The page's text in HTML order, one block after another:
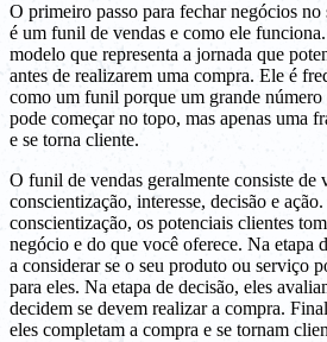
O primeiro passo para fechar negócios
é um funil de vendas e como ele
modelo que representa a jornada que
antes de realizarem uma compra. Ele é
como um funil porque um grande número
pode começar no topo, mas apenas uma
e se torna cliente.
O funil de vendas geralmente consiste de
conscientização, interesse, decisão e
conscientização, os potenciais clientes
negócio e do que você oferece. Na etapa
a considerar se o seu produto ou serviço
para eles. Na etapa de decisão, eles
decidem se devem realizar a compra.
eles completam a compra e se tornam